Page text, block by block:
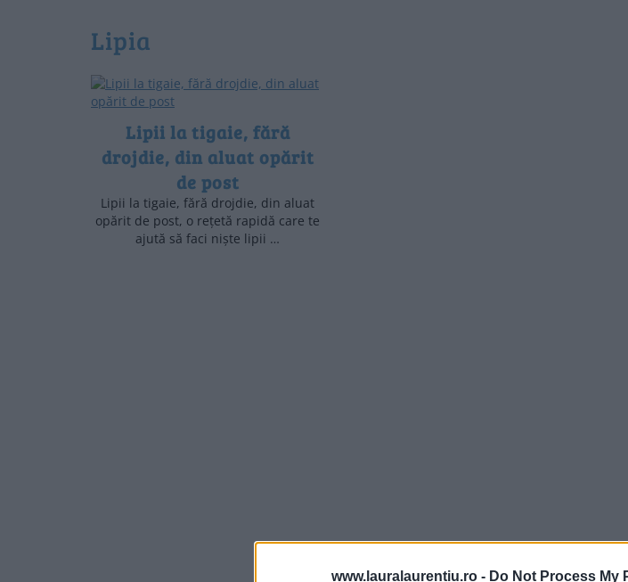
www.lauralaurentiu.ro - Do Not Process My
lipia
Lipii la tigaie, fără
drojdie, din aluat opărit
de post
Lipii la tigaie, fără drojdie, din aluat
opărit de post, o rețetă rapidă care te
ajută să faci niște lipii …